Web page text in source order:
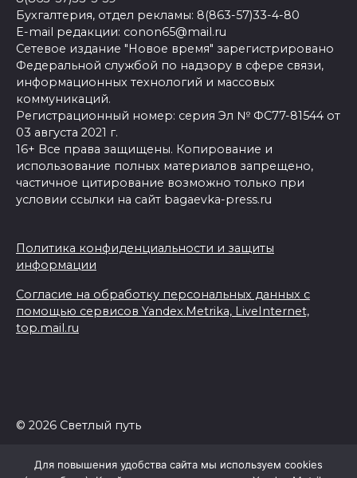
Бухгалтерия, отдел рекламы: 8(863-57)33-4-80
E-mail редакции: conon65@mail.ru
Сетевое издание "Новое время" зарегистрировано
Федеральной службой по надзору в сфере связи,
информационных технологий и массовых
коммуникаций.
Регистрационный номер: серия Эл № ФС77-81544 от
03 августа 2021 г.
16+ Все права защищены. Копирование и
использование полных материалов запрещено,
частичное цитирование возможно только при
условии ссылки на сайт bagaevka-press.ru
Политика конфиденциальности и защиты
информации
Согласие на обработку персональных данных с
помощью сервисов Yandex.Metrika, LiveInternet,
top.mail.ru
© 2026 Светлый путь
Для повышения удобства сайта мы используем cookies